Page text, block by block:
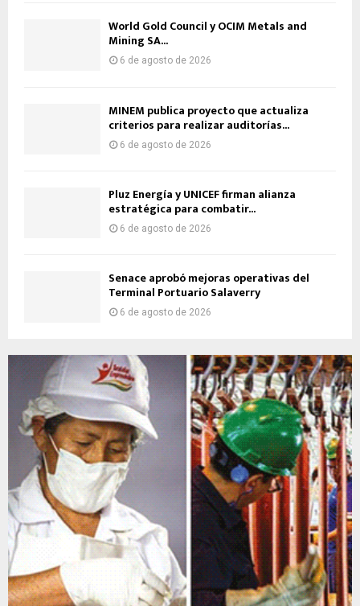
World Gold Council y OCIM Metals and
Mining SA...
6 de agosto de 2026
MINEM publica proyecto que actualiza
criterios para realizar auditorías...
6 de agosto de 2026
Pluz Energía y UNICEF firman alianza
estratégica para combatir...
6 de agosto de 2026
Senace aprobó mejoras operativas del
Terminal Portuario Salaverry
6 de agosto de 2026